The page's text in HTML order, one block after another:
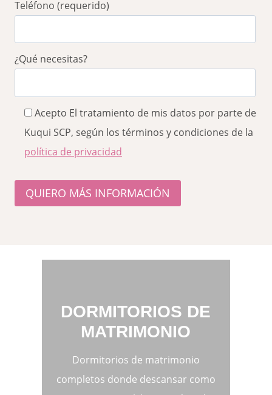
Teléfono (requerido)
¿Qué necesitas?
Acepto El tratamiento de mis datos por parte de
Kuqui SCP, según los términos y condiciones de la
política de privacidad
DORMITORIOS DE
MATRIMONIO
Dormitorios de matrimonio
completos donde descansar como